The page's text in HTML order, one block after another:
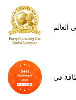
العالم